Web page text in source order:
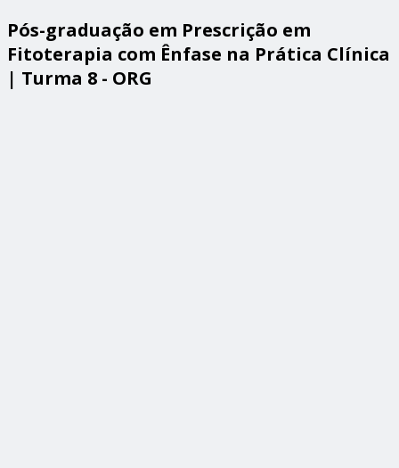
Pós-graduação em Prescrição em
Fitoterapia com Ênfase na Prática Clínica
| Turma 8 - ORG